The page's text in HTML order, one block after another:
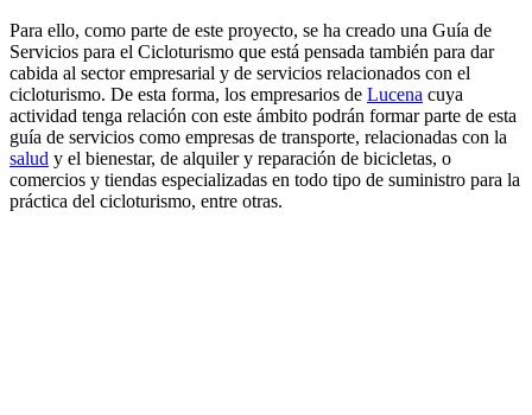
Para ello, como parte de este proyecto, se ha creado una Guía de
Servicios para el Cicloturismo que está pensada también para dar
cabida al sector empresarial y de servicios relacionados con el
cicloturismo. De esta forma, los empresarios de Lucena cuya
actividad tenga relación con este ámbito podrán formar parte de esta
guía de servicios como empresas de transporte, relacionadas con la
salud y el bienestar, de alquiler y reparación de bicicletas, o
comercios y tiendas especializadas en todo tipo de suministro para la
práctica del cicloturismo, entre otras.